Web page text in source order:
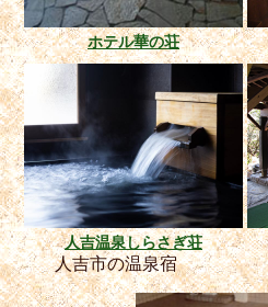
ホテル華の荘
人吉温泉しらさぎ荘
人吉市の温泉宿